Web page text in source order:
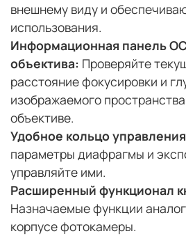
внешнему виду и
использования.
Информационная панель
объектива: Проверяйте
расстояние фокусировки и
изображаемого
объективе.
Удобное кольцо
параметры диафрагмы и
управляйте ими.
Расширенный функционал
Назначаемые функции
корпусе фотокамеры.